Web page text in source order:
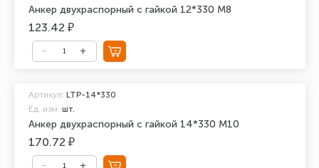
Анкер двухраспорный с гайкой 12*330 М8
123.42 ₽
Анкер двухраспорный с гайкой 14*330 М10
Артикул: LTP-14*330
Ед. изм. шт.
170.72 ₽